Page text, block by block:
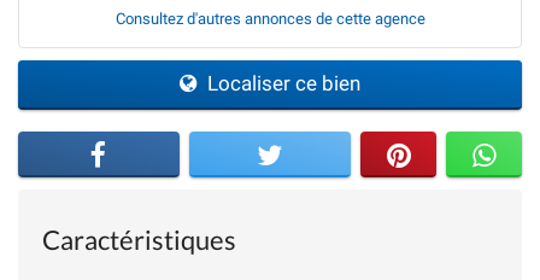
Consultez d'autres annonces de cette agence
Localiser ce bien
Caractéristiques